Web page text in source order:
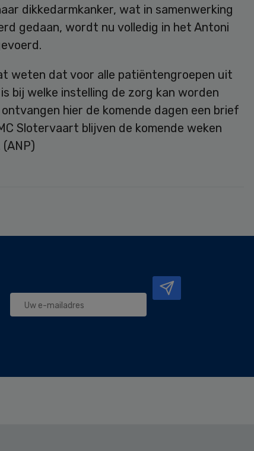
dikkedarmkanker, wat in samenwerking
gedaan, wordt nu volledig in het Antoni
weten dat voor alle patiëntengroepen uit
bij welke instelling de zorg kan worden
hier de komende dagen een brief
Slotervaart blijven de komende weken